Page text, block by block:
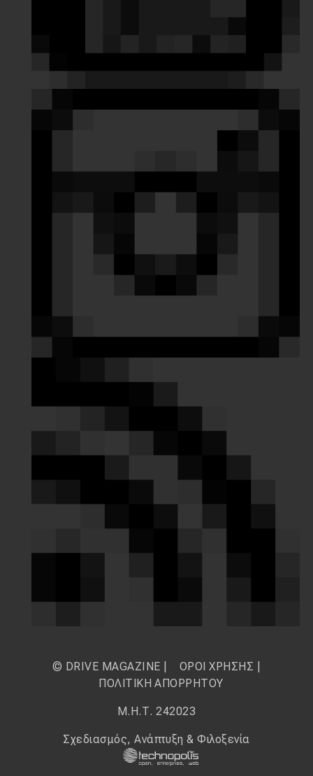
© DRIVE MAGAZINE | ΟΡΟΙ ΧΡΗΣΗΣ
ΠΟΛΙΤΙΚΗ ΑΠΟΡΡΗΤΟΥ
Μ.Η.Τ. 242023
Σχεδιασμός, Ανάπτυξη & Φιλοξενία